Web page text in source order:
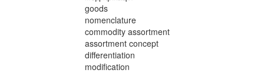
goods
nomenclature
commodity assortment
assortment concept
differentiation
modification